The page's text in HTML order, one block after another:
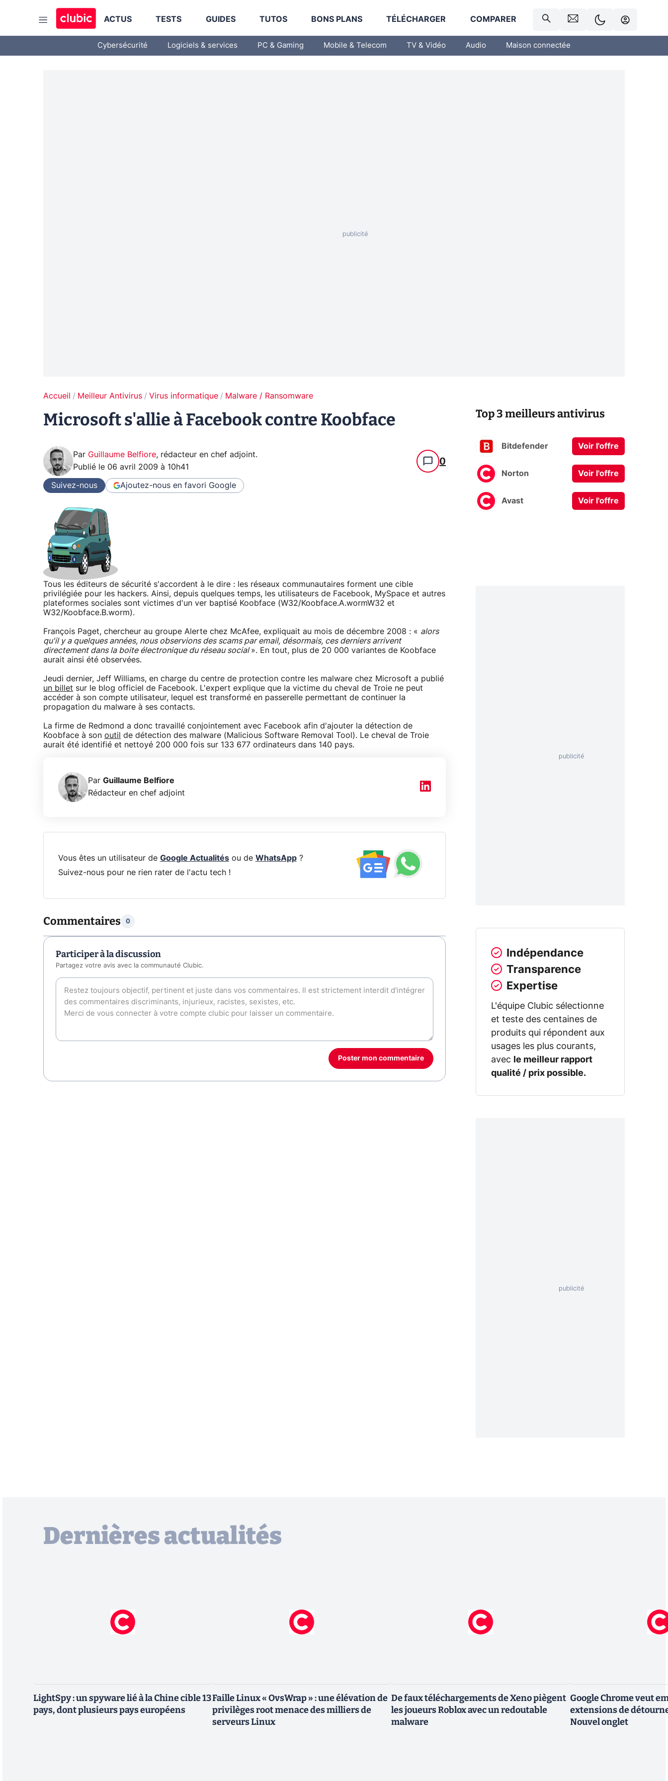
ACTUS TESTS GUIDES TUTOS BONS PLANS TÉLÉCHARGER COMPARER
Cybersécurité Logiciels & services PC & Gaming Mobile & Telecom TV & Vidéo Audio Maison connectée
Accueil Meilleur Antivirus Virus informatique Malware / Ransomware
Microsoft s'allie à Facebook contre Koobface
Par Guillaume Belfiore, rédacteur en chef adjoint.
Publié le 06 avril 2009 à 10h41 0
Suivez-nous Ajoutez-nous en favori Google
Tous les éditeurs de sécurité s'accordent à le dire : les réseaux communautaires forment une cible
privilégiée pour les hackers. Ainsi, depuis quelques temps, les utilisateurs de Facebook, MySpace et autres
plateformes sociales sont victimes d'un ver baptisé Koobface (W32/Koobface.A.wormW32 et
W32/Koobface.B.worm).
François Paget, chercheur au groupe Alerte chez McAfee, expliquait au mois de décembre 2008 : « alors
qu'il y a quelques années, nous observions des scams par email, désormais, ces derniers arrivent
directement dans la boite électronique du réseau social». En tout, plus de 20 000 variantes de Koobface
aurait ainsi été observées.
Jeudi dernier, Jeff Williams, en charge du centre de protection contre les malware chez Microsoft a publié
un billet sur le blog officiel de Facebook. L'expert explique que la victime du cheval de Troie ne peut
accéder à son compte utilisateur, lequel est transformé en passerelle permettant de continuer la
propagation du malware à ses contacts.
La firme de Redmond a donc travaillé conjointement avec Facebook afin d'ajouter la détection de
Koobface à son outil
de détection des malware (Malicious Software Removal Tool). Le cheval de Troie
aurait été identifié et nettoyé 200 000 fois sur 133 677 ordinateurs dans 140 pays.
Par Guillaume Belfiore
Rédacteur en chef adjoint
Vous êtes un utilisateur de Google Actualitésou de WhatsApp?
Suivez-nous pour ne rien rater de l'actu tech !
Commentaires 0
Participer à la discussion
Partagez votre avis avec la communauté Clubic.
Poster mon commentaire
Top 3 meilleurs antivirus
Bitdefender Voir l'offre
Norton Voir l'offre
Avast Voir l'offre
Indépendance
Transparence
Expertise
L'équipe Clubic sélectionne
et teste des centaines de
produits qui répondent aux
usages les plus courants,
avec
le meilleur rapport
qualité / prix possible.
Dernières actualités
LightSpy : un spyware lié à la Chine cible 13
pays, dont plusieurs pays européens
Faille Linux « OvsWrap » : une élévation de
privilèges root menace des milliers de
serveurs Linux
De faux téléchargements de Xeno piègent
les joueurs Roblox avec un redoutable
malware
Google Chrome veut
extensions de
Nouvel onglet